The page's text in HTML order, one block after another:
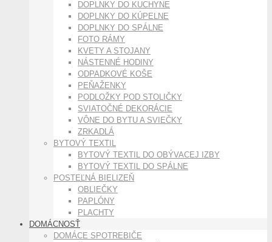
DOPLNKY DO KUCHYNE
DOPLNKY DO KÚPELNE
DOPLNKY DO SPÁLNE
FOTO RÁMY
KVETY A STOJANY
NÁSTENNÉ HODINY
ODPADKOVÉ KOŠE
PEŇAŽENKY
PODLOŽKY POD STOLIČKY
SVIATOČNÉ DEKORÁCIE
VÔNE DO BYTU A SVIEČKY
ZRKADLÁ
BYTOVÝ TEXTIL
BYTOVÝ TEXTIL DO OBÝVACEJ IZBY
BYTOVÝ TEXTIL DO SPÁLNE
POSTEĽNÁ BIELIZEŇ
OBLIEČKY
PAPLÓNY
PLACHTY
DOMÁCNOSŤ
DOMÁCE SPOTREBIČE